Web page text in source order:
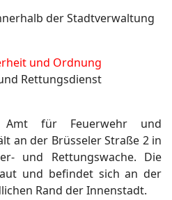
der Stadtverwaltung
und Ordnung
Rettungsdienst
für Feuerwehr und
an der Brüsseler Straße 2 in
und Rettungswache. Die
und befindet sich an der
Rand der Innenstadt.